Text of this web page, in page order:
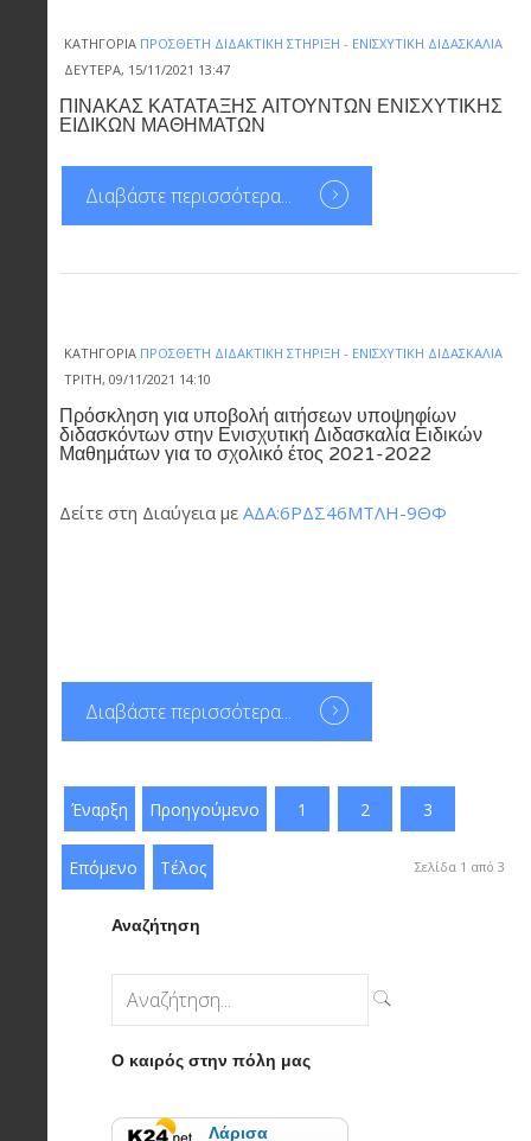
ΚΑΤΗΓΟΡΊΑ ΠΡΌΣΘΕΤΗ ΔΙΔΑΚΤΙΚΉ ΣΤΉΡΙΞΗ - ΕΝΙΣΧΥΤΙΚΉ ΔΙΔΑΣΚΑΛΊΑ
ΔΕΥΤΈΡΑ, 15/11/2021 13:47
ΠΙΝΑΚΑΣ ΚΑΤΑΤΑΞΗΣ ΑΙΤΟΥΝΤΩΝ ΕΝΙΣΧΥΤΙΚΗΣ
ΕΙΔΙΚΩΝ ΜΑΘΗΜΑΤΩΝ
Διαβάστε περισσότερα...
ΚΑΤΗΓΟΡΊΑ ΠΡΌΣΘΕΤΗ ΔΙΔΑΚΤΙΚΉ ΣΤΉΡΙΞΗ - ΕΝΙΣΧΥΤΙΚΉ ΔΙΔΑΣΚΑΛΊΑ
ΤΡΊΤΗ, 09/11/2021 14:10
Πρόσκληση για υποβολή αιτήσεων υποψηφίων
διδασκόντων στην Ενισχυτική Διδασκαλία Ειδικών
Μαθημάτων για το σχολικό έτος 2021-2022
Δείτε στη Διαύγεια με ΑΔΑ:6ΡΔΣ46ΜΤΛΗ-9ΘΦ
Διαβάστε περισσότερα...
Έναρξη Προηγούμενο 1 2 3
Επόμενο Τέλος Σελίδα 1 από 3
Αναζήτηση
Ο καιρός στην πόλη μας